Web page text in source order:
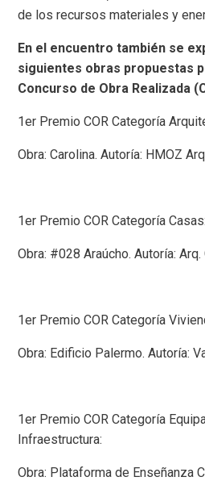
de los recursos materiales y
En el encuentro también se
siguientes obras propuestas
Concurso de Obra Realizada
1er Premio COR Categoría
Obra: Carolina. Autoría: HMOZ
1er Premio COR Categoría Casas:
Obra: #028 Araúcho. Autoría: Arq.
1er Premio COR Categoría
Obra: Edificio Palermo. Autoría:
1er Premio COR Categoría
Infraestructura:
Obra: Plataforma de Enseñanza